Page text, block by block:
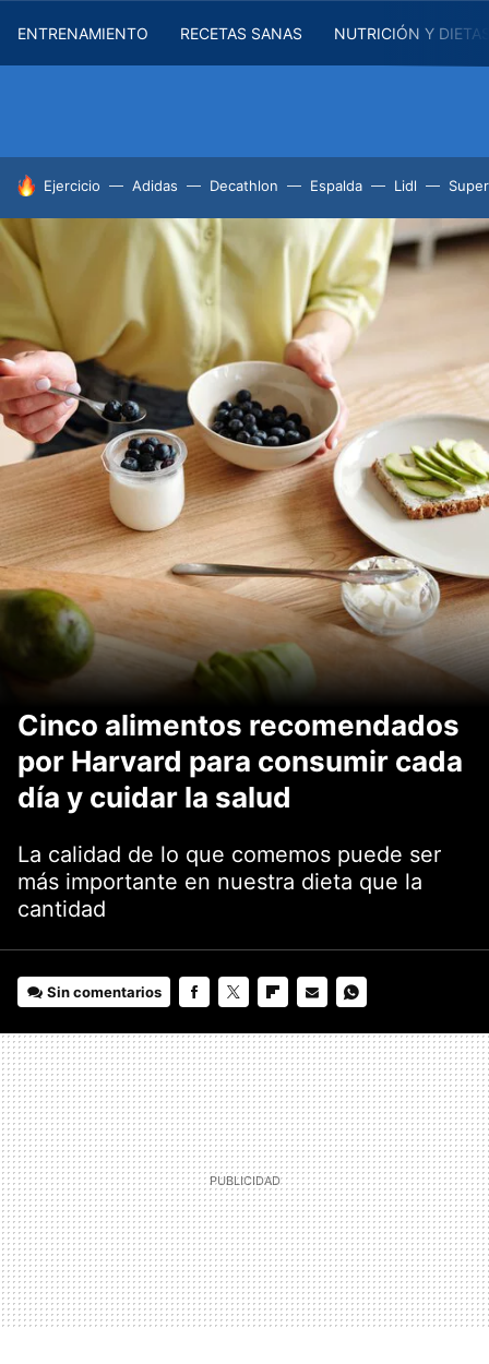
ENTRENAMIENTO RECETAS SANAS NUTRICIÓN Y
HOY SE HABLA DE
Ejercicio Adidas Decathlon Espalda Lidl
Cinco alimentos recomendados
por Harvard para consumir cada
día y cuidar la salud
La calidad de lo que comemos puede ser
más importante en nuestra dieta que la
cantidad
Sin comentarios
MAIL